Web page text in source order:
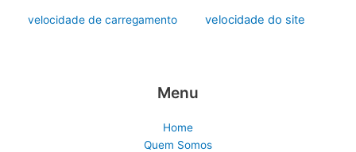
velocidade de carregamento velocidade do site
Menu
Home
Quem Somos